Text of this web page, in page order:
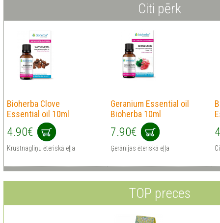
Citi pērk
Bioherba Clove
Essential oil 10ml
4.90€
Krustnagliņu ēteriskā eļļa
Geranium Essential oil
Bioherba 10ml
7.90€
Ģerānijas ēteriskā eļļa
TOP preces